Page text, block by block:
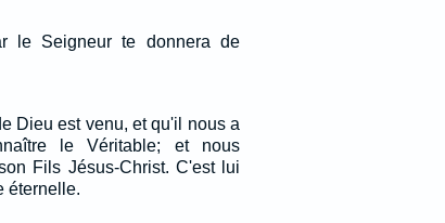
le Seigneur te donnera de
Dieu est venu, et qu'il nous a
le Véritable; et nous
Fils Jésus-Christ. C'est lui
éternelle.